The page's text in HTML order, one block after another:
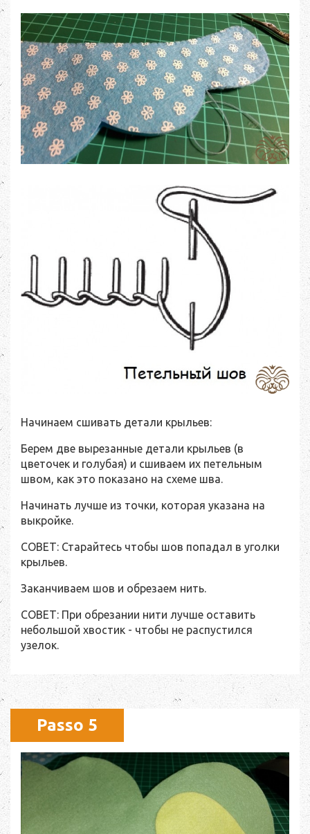
Начинаем сшивать детали крыльев:
Берем две вырезанные детали крыльев (в
цветочек и голубая) и сшиваем их петельным
швом, как это показано на схеме шва.
Начинать лучше из точки, которая указана на
выкройке.
СОВЕТ: Старайтесь чтобы шов попадал в уголки
крыльев.
Заканчиваем шов и обрезаем нить.
СОВЕТ: При обрезании нити лучше оставить
небольшой хвостик - чтобы не распустился
узелок.
Passo 5